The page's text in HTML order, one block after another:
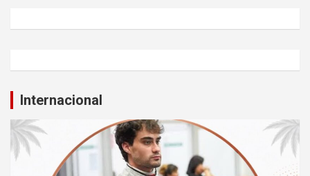
Internacional